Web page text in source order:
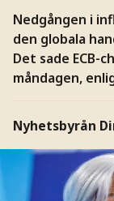
Nedgången i
den globala
Det sade ECB-
måndagen,
Nyhetsbyrån